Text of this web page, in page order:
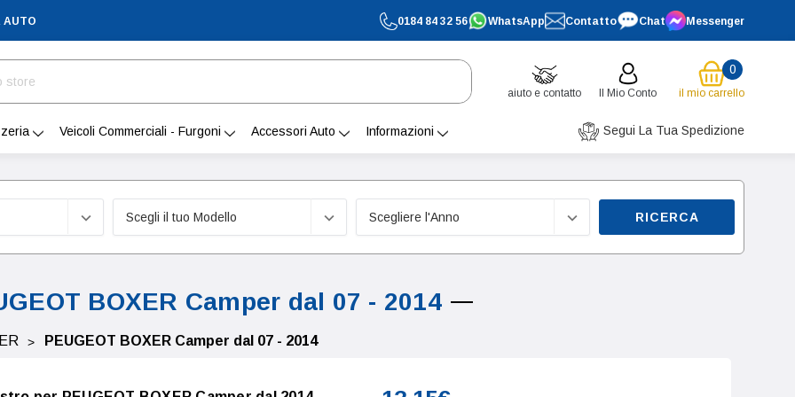
AUTO 0184 84 32 56 WhatsApp Contatto Chat Messenger
aiuto e contatto Il Mio Conto
0
il mio carrello
Veicoli Commerciali - Furgoni Accessori Auto Informazioni Segui La Tua Spedizione
RICERCA
BOXER Camper dal 07 - 2014
PEUGEOT BOXER Camper dal 07 - 2014